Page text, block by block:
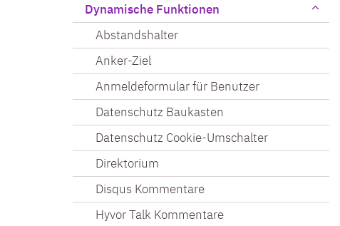
Dynamische Funktionen
Abstandshalter
Anker-Ziel
Anmeldeformular für Benutzer
Datenschutz Baukasten
Datenschutz Cookie-Umschalter
Direktorium
Disqus Kommentare
Hyvor Talk Kommentare